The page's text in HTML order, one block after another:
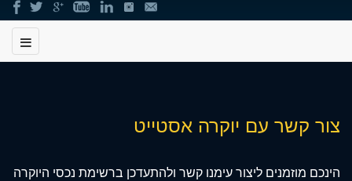
-
משרד
יוקרה
אסטייט
מרכזי,
ללחוץ
צור קשר עם יוקרה אסטייט
הינכם מוזמנים ליצור עימנו קשר ולהתעדכן ברשימת נכסי היוקרה